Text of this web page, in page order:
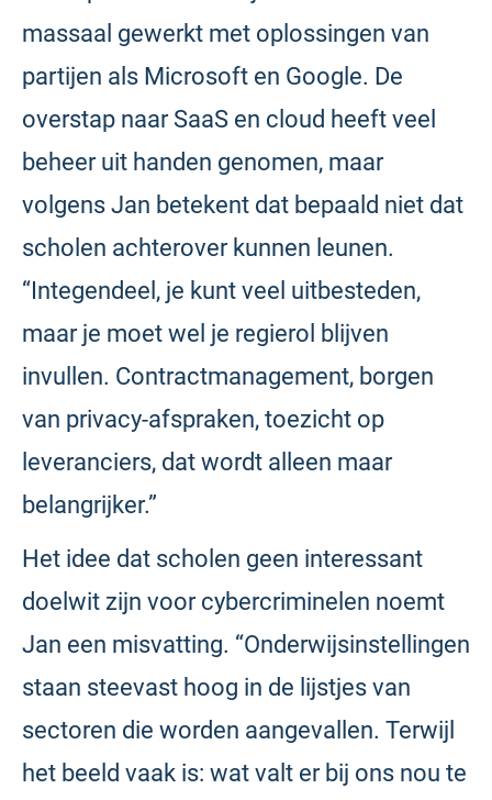
massaal gewerkt met oplossingen van
partijen als Microsoft en Google. De
overstap naar SaaS en cloud heeft veel
beheer uit handen genomen, maar
volgens Jan betekent dat bepaald niet dat
scholen achterover kunnen leunen.
“Integendeel, je kunt veel uitbesteden,
maar je moet wel je regierol blijven
invullen. Contractmanagement, borgen
van privacy-afspraken, toezicht op
leveranciers, dat wordt alleen maar
belangrijker.”
Het idee dat scholen geen interessant
doelwit zijn voor cybercriminelen noemt
Jan een misvatting. “Onderwijsinstellingen
staan steevast hoog in de lijstjes van
sectoren die worden aangevallen. Terwijl
het beeld vaak is: wat valt er bij ons nou te